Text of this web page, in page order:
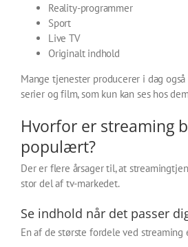
Reality-programmer
Sport
Live TV
Originalt indhold
Mange tjenester producerer i dag
serier og film, som kun kan ses hos
Hvorfor er streaming
populært?
Der er flere årsager til, at
stor del af tv-markedet.
Se indhold når det passer
En af de største fordele ved streaming